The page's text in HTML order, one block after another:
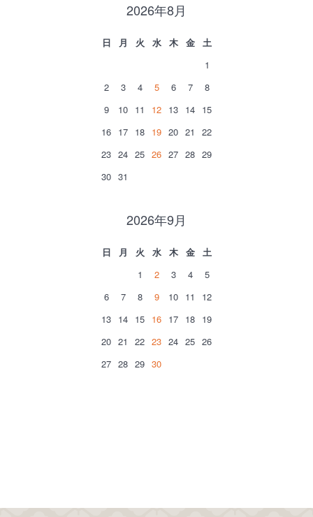
2026年8月
日 月 火 水 木 金
土
1
2
3 4 5 6 7
8
9
10 11 12 13 14 15
16 17 18 19 20 21
22
23 24 25 26 27 28 29
30 31
2026年9月
日 月 火 水 木 金
土
1
2 3 4
5
6
7 8 9 10 11
12
13 14 15 16 17 18 19
20 21 22 23 24 25 26
27 28 29 30